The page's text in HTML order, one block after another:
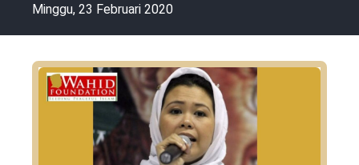
Minggu, 23 Februari 2020